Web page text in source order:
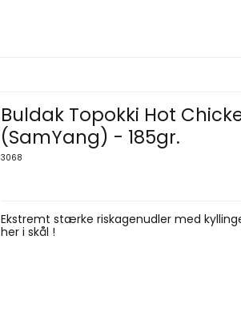
Buldak Topokki Hot
(SamYang) - 185gr.
3068
Ekstremt stærke riskagenudler med
her i skål !